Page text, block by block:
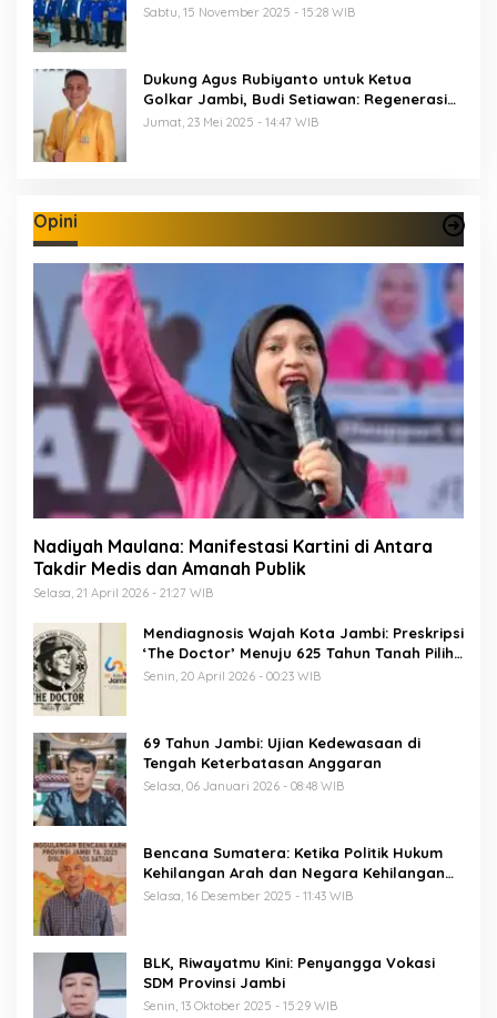
Sabtu, 15 November 2025 - 15:28 WIB
Dukung Agus Rubiyanto untuk Ketua
Golkar Jambi, Budi Setiawan: Regenerasi
Kepemimpinan Wajib Berjalan
Jumat, 23 Mei 2025 - 14:47 WIB
Opini
Nadiyah Maulana: Manifestasi Kartini di Antara
Takdir Medis dan Amanah Publik
Selasa, 21 April 2026 - 21:27 WIB
Mendiagnosis Wajah Kota Jambi: Preskripsi
‘The Doctor’ Menuju 625 Tahun Tanah Pilih
Pusako Batuah
Senin, 20 April 2026 - 00:23 WIB
69 Tahun Jambi: Ujian Kedewasaan di
Tengah Keterbatasan Anggaran
Selasa, 06 Januari 2026 - 08:48 WIB
Bencana Sumatera: Ketika Politik Hukum
Kehilangan Arah dan Negara Kehilangan
Keberanian
Selasa, 16 Desember 2025 - 11:43 WIB
BLK, Riwayatmu Kini: Penyangga Vokasi
SDM Provinsi Jambi
Senin, 13 Oktober 2025 - 15:29 WIB